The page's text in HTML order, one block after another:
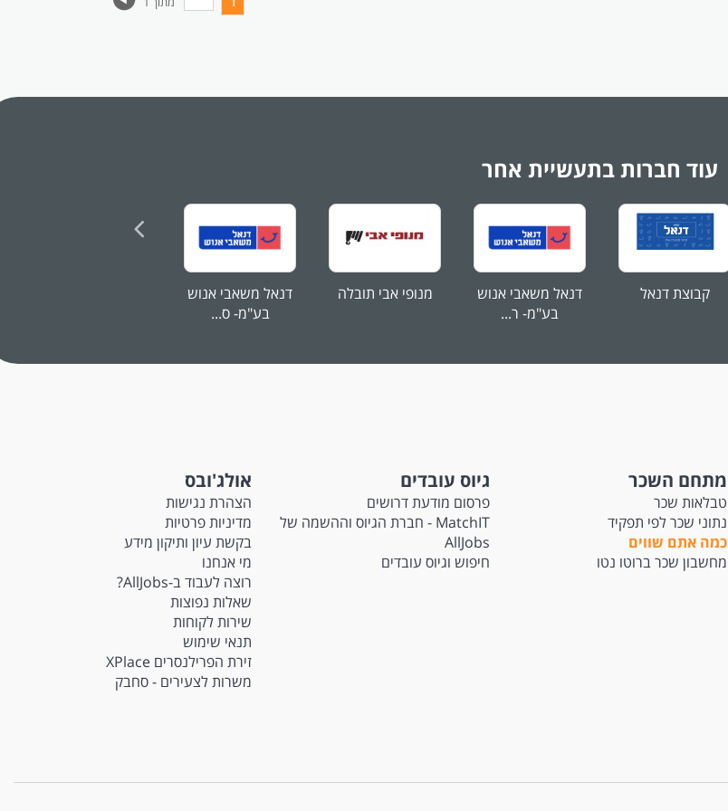
עוד חברות בתעשיית אחר
קבוצת דנאל
דנאל משאבי אנוש
בע"מ- ר...
מנופי אבי תובלה
דנאל משאבי אנוש
בע"מ- ס...
מתחם השכר
טבלאות שכר
נתוני שכר לפי תפקיד
כמה אתם שווים
מחשבון שכר ברוטו נטו
גיוס עובדים
פרסום מודעת דרושים
MatchIT - חברת הגיוס וההשמה של
AllJobs
חיפוש וגיוס עובדים
אולג'ובס
הצהרת נגישות
מדיניות פרטיות
בקשת עיון ותיקון מידע
מי אנחנו
רוצה לעבוד ב-AllJobs?
שאלות נפוצות
שירות לקוחות
תנאי שימוש
זירת הפרילנסרים XPlace
משרות לצעירים - סחבק